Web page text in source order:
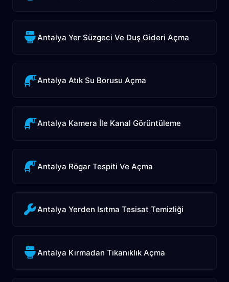
Antalya Yer Süzgeci Ve Duş Gideri Açma
Antalya Atık Su Borusu Açma
Antalya Kamera İle Kanal Görüntüleme
Antalya Rögar Tespiti Ve Açma
Antalya Yerden Isıtma Tesisat Temizliği
Antalya Kırmadan Tıkanıklık Açma